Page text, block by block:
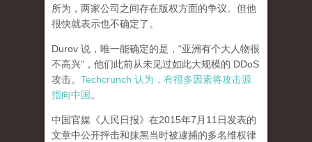
所为，两家公司之间存在版权方面的争议。但他
很快就表示也不确定了。
Durov 说，唯一能确定的是，“亚洲有个大人物很
不高兴”，他们此前从未见过如此大规模的 DDoS
攻击。 Techcrunch 认为，有很多因素将攻击源
指向中国 。
中国官媒《人民日报》在2015年7月11日发表的
文章中公开抨击和抹黑当时被逮捕的多名维权律